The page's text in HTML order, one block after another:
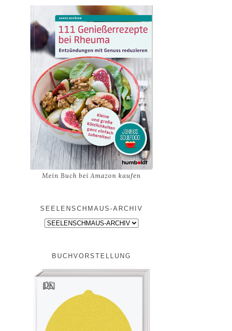
Mein Buch bei Amazon kaufen
SEELENSCHMAUS-ARCHIV
BUCHVORSTELLUNG